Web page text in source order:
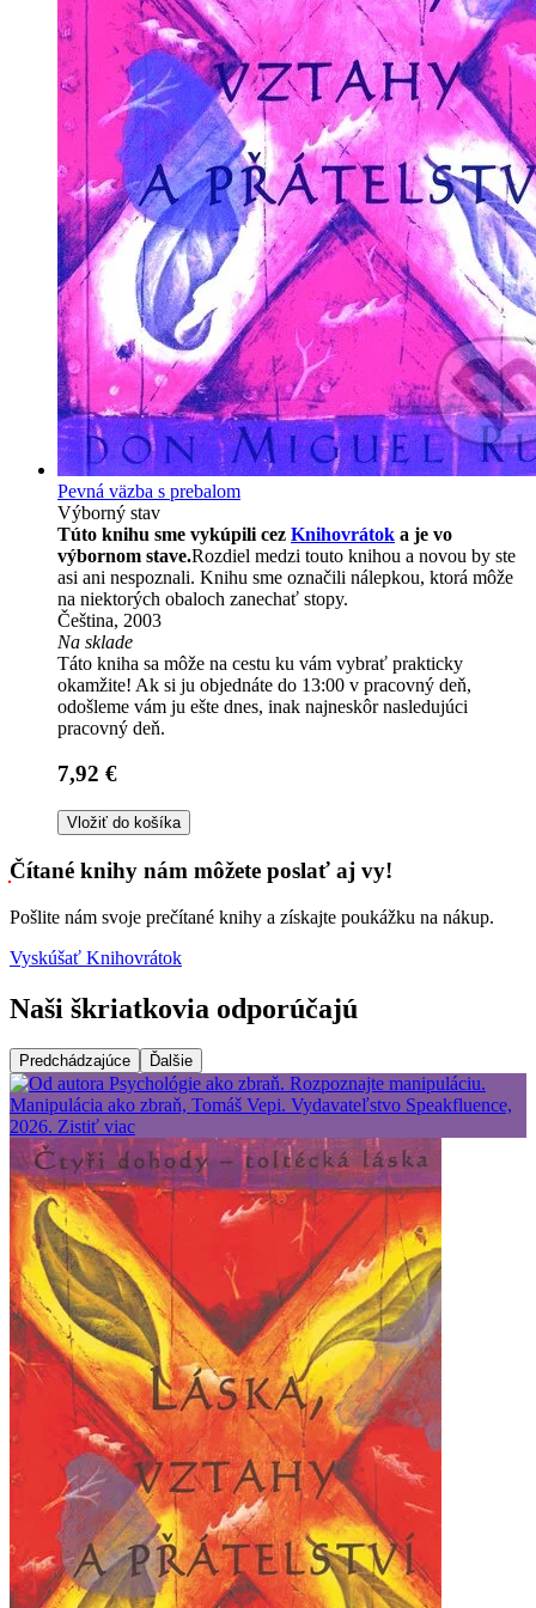
Pevná väzba s prebalom
Výborný stav
Túto knihu sme vykúpili cez Knihovrátok a je vo
výbornom stave.Rozdiel medzi touto knihou a novou by ste
asi ani nespoznali. Knihu sme označili nálepkou, ktorá môže
na niektorých obaloch zanechať stopy.
Čeština, 2003
Na sklade
Táto kniha sa môže na cestu ku vám vybrať prakticky
okamžite! Ak si ju objednáte do 13:00 v pracovný deň,
odošleme vám ju ešte dnes, inak najneskôr nasledujúci
pracovný deň.
7,92 €
Vložiť do košíka
Čítané knihy nám môžete poslať aj vy!
Pošlite nám svoje prečítané knihy a získajte poukážku na nákup.
Vyskúšať Knihovrátok
Naši škriatkovia odporúčajú
Predchádzajúce Ďalšie